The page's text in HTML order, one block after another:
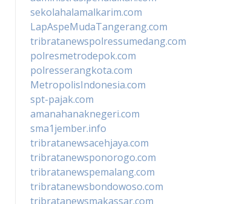
sekolahalamalkarim.com
LapAspeMudaTangerang.com
tribratanewspolressumedang.com
polresmetrodepok.com
polresserangkota.com
MetropolisIndonesia.com
spt-pajak.com
amanahanaknegeri.com
sma1jember.info
tribratanewsacehjaya.com
tribratanewsponorogo.com
tribratanewspemalang.com
tribratanewsbondowoso.com
tribratanewsmakassar.com